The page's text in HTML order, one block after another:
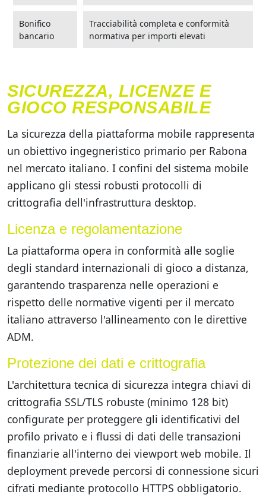
Bonifico
bancario
Tracciabilità completa e conformità
normativa per importi elevati
SICUREZZA, LICENZE E
GIOCO RESPONSABILE
La sicurezza della piattaforma mobile rappresenta
un obiettivo ingegneristico primario per Rabona
nel mercato italiano. I confini del sistema mobile
applicano gli stessi robusti protocolli di
crittografia dell'infrastruttura desktop.
Licenza e regolamentazione
La piattaforma opera in conformità alle soglie
degli standard internazionali di gioco a distanza,
garantendo trasparenza nelle operazioni e
rispetto delle normative vigenti per il mercato
italiano attraverso l'allineamento con le direttive
ADM.
Protezione dei dati e crittografia
L'architettura tecnica di sicurezza integra chiavi di
crittografia SSL/TLS robuste (minimo 128 bit)
configurate per proteggere gli identificativi del
profilo privato e i flussi di dati delle transazioni
finanziarie all'interno dei viewport web mobile. Il
deployment prevede percorsi di connessione sicuri
cifrati mediante protocollo HTTPS obbligatorio.